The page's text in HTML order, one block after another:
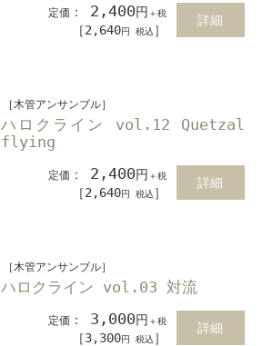
定価 ： 2,400円 ＋税
［2,640円 税込 ］
詳細
［木管アンサンブル］
ハロクライン vol.12 Quetzal
flying
定価 ： 2,400円 ＋税
［2,640円 税込 ］
詳細
［木管アンサンブル］
ハロクライン vol.03 対流
定価 ： 3,000円 ＋税
［3,300円 税込 ］
詳細